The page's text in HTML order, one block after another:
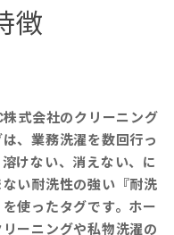
徴
株式会社のクリーニング
は、業務洗濯を数回行っ
溶けない、消えない、に
ない耐洗性の強い『耐洗
使ったタグです。ホー
リーニングや私物洗濯の